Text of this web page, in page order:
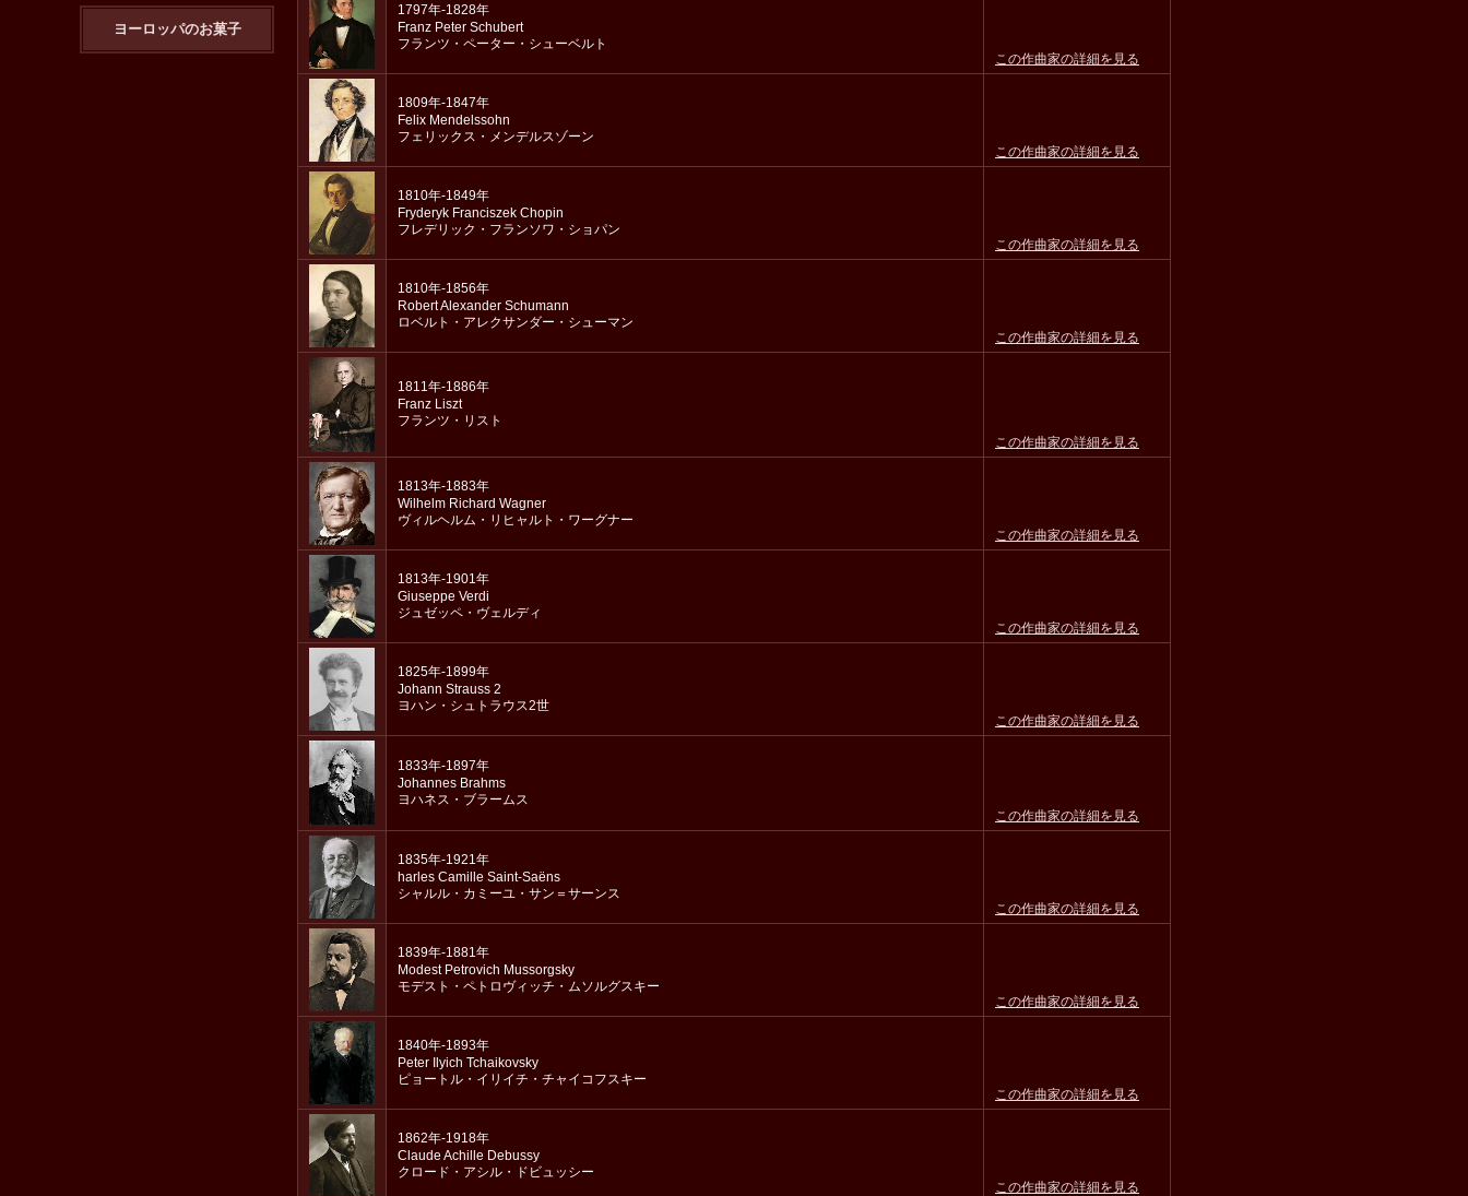
1797年-1828年
Franz Peter Schubert
フランツ・ペーター・シューベルト
この作曲家の詳細を見る
1809年-1847年
Felix Mendelssohn
フェリックス・メンデルスゾーン
この作曲家の詳細を見る
1810年-1849年
Fryderyk Franciszek Chopin
フレデリック・フランソワ・ショパン
この作曲家の詳細を見る
1810年-1856年
Robert Alexander Schumann
ロベルト・アレクサンダー・シューマン
この作曲家の詳細を見る
1811年-1886年
Franz Liszt
フランツ・リスト
この作曲家の詳細を見る
1813年-1883年
Wilhelm Richard Wagner
ヴィルヘルム・リヒャルト・ワーグナー
この作曲家の詳細を見る
1813年-1901年
Giuseppe Verdi
ジュゼッペ・ヴェルディ
この作曲家の詳細を見る
1825年-1899年
Johann Strauss 2
ヨハン・シュトラウス2世
この作曲家の詳細を見る
1833年-1897年
Johannes Brahms
ヨハネス・ブラームス
この作曲家の詳細を見る
1835年-1921年
harles Camille Saint-Saëns
シャルル・カミーユ・サン＝サーンス
この作曲家の詳細を見る
1839年-1881年
Modest Petrovich Mussorgsky
モデスト・ペトロヴィッチ・ムソルグスキー
この作曲家の詳細を見る
1840年-1893年
Peter Ilyich Tchaikovsky
ピョートル・イリイチ・チャイコフスキー
この作曲家の詳細を見る
1862年-1918年
Claude Achille Debussy
クロード・アシル・ドビュッシー
この作曲家の詳細を見る
ヨーロッパのお菓子